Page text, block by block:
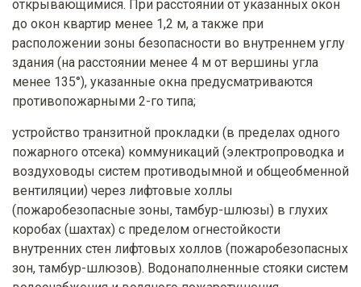
открывающимися. При расстоянии от указанных окон
до окон квартир менее 1,2 м, а также при
расположении зоны безопасности во внутреннем углу
здания (на расстоянии менее 4 м от вершины угла
менее 135°), указанные окна предусматриваются
противопожарными 2-го типа;
устройство транзитной прокладки (в пределах одного
пожарного отсека) коммуникаций (электропроводка и
воздуховоды систем противодымной и общеобменной
вентиляции) через лифтовые холлы
(пожаробезопасные зоны, тамбур-шлюзы) в глухих
коробах (шахтах) с пределом огнестойкости
внутренних стен лифтовых холлов (пожаробезопасных
зон, тамбур-шлюзов). Водонаполненные стояки систем